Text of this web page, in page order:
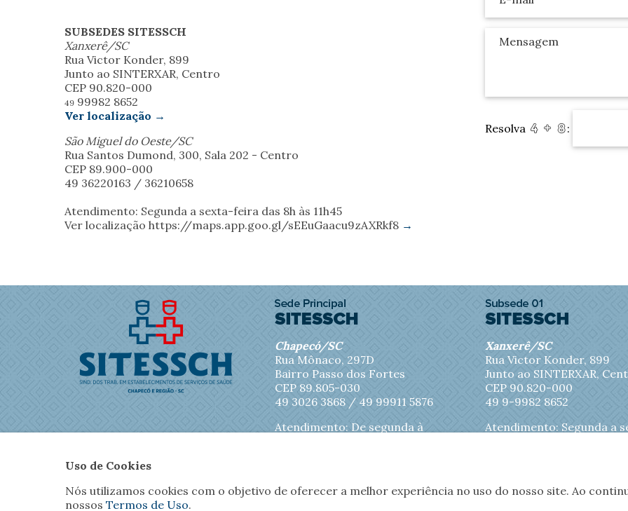
SUBSEDES SITESSCH
Xanxerê/SC
Rua Victor Konder, 899
Junto ao SINTERXAR, Centro
CEP 90.820-000
49 99982 8652
Ver localização →
São Miguel do Oeste/SC
Rua Santos Dumond, 300, Sala 202 - Centro
CEP 89.900-000
49 36220163 / 36210658
Atendimento: Segunda a sexta-feira das 8h às 11h45
Ver localização https://maps.app.goo.gl/sEEuGaacu9zAXRkf8 →
Resolva :
Chapecó/SC
Rua Mônaco, 297D
Bairro Passo dos Fortes
CEP 89.805-030
49 3026 3868 / 49 99911 5876
Atendimento: De segunda à
Xanxerê/SC
Rua Victor Konder, 899
Junto ao SINTERXAR,
CEP 90.820-000
49 9-9982 8652
Atendimento: Segunda a
Uso de Cookies
Nós utilizamos cookies com o objetivo de oferecer a melhor experiência no uso do nosso site. Ao
nossos Termos de Uso.